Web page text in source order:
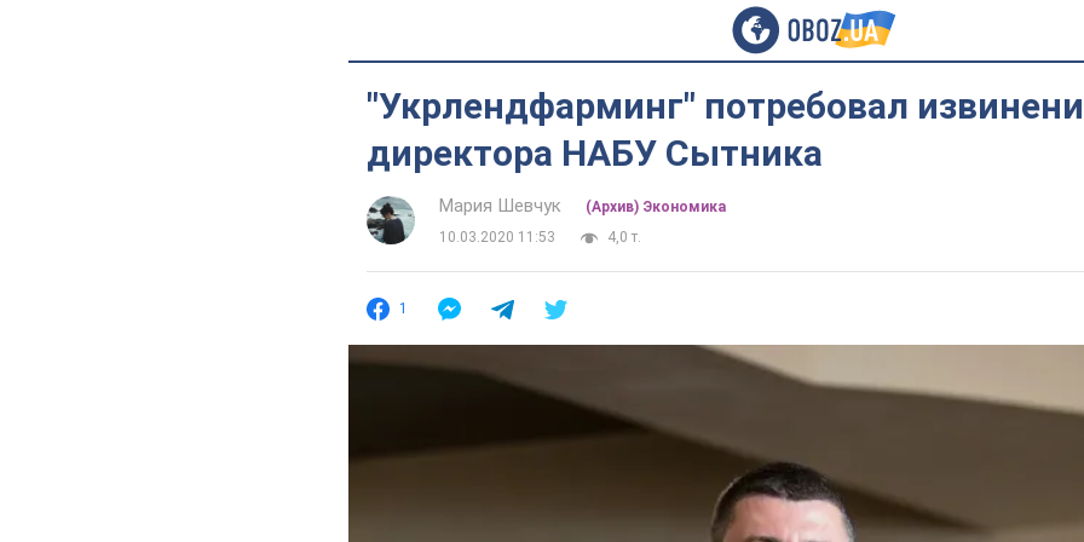
"Укрлендфарминг" потребовал
директора НАБУ Сытника
Мария Шевчук
(Архив) Экономика
10.03.2020 11:53
4,0 т.
1